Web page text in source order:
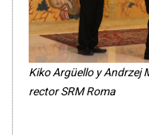
Kiko Argüello y Andrzej
rector SRM Roma